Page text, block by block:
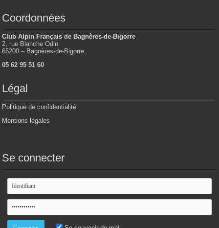
Coordonnées
Club Alpin Français de Bagnères-de-Bigorre
2, rue Blanche Odin
65200 – Bagnères-de-Bigorre
05 62 95 51 60
Légal
Politique de confidentialité
Mentions légales
Se connecter